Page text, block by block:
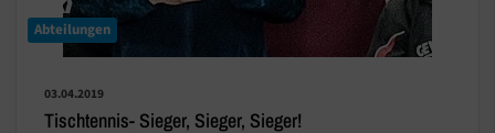
Abteilungen
03.04.2019
Tischtennis- Sieger, Sieger, Sieger!